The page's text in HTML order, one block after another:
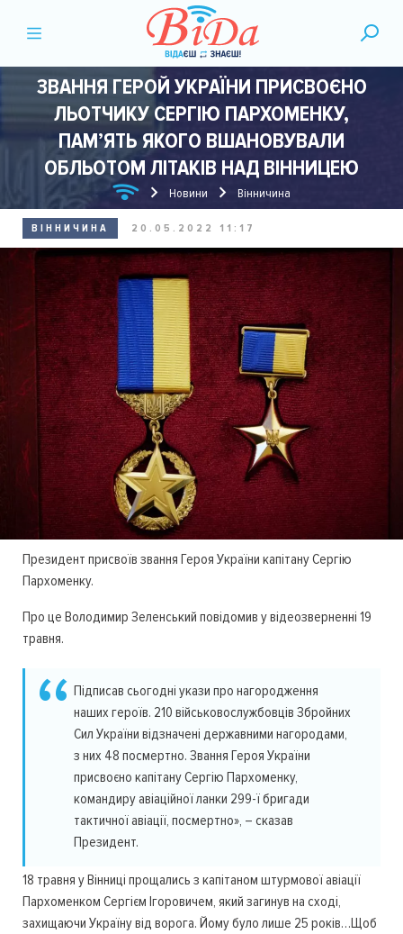
ЗВАННЯ ГЕРОЙ УКРАЇНИ ПРИСВОЄНО
ЛЬОТЧИКУ СЕРГІЮ ПАРХОМЕНКУ,
ПАМ’ЯТЬ ЯКОГО ВШАНОВУВАЛИ
ОБЛЬОТОМ ЛІТАКІВ НАД ВІННИЦЕЮ
Новини Вінничина
ВІННИЧИНА 20.05.2022 11:17
Президент присвоїв звання Героя України капітану Сергію
Пархоменку.
Про це Володимир Зеленський повідомив у відеозверненні 19
травня.
Підписав сьогодні укази про нагородження
наших героїв. 210 військовослужбовців Збройних
Сил України відзначені державними нагородами,
з них 48 посмертно. Звання Героя України
присвоєно капітану Сергію Пархоменку,
командиру авіаційної ланки 299-ї бригади
тактичної авіації, посмертно», – сказав
Президент.
18 травня у Вінниці прощались з капітаном штурмової авіації
Пархоменком Сергієм Ігоровичем, який загинув на сході,
захищаючи Україну від ворога. Йому було лише 25 років…Щоб